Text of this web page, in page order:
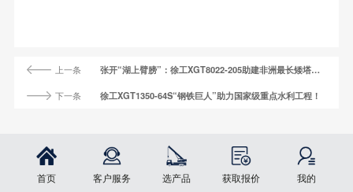
首页 客户服务 选产品 获取报价 我的
上一条 张开“湖上臂膀”：徐工XGT8022-205助建非洲最长矮塔斜拉桥
下一条 徐工XGT1350-64S“钢铁巨人”助力国家级重点水利工程！